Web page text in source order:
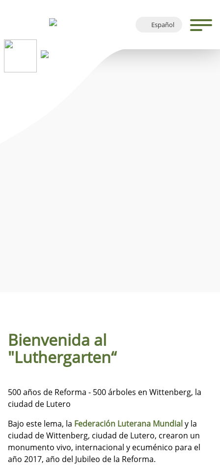
Español
Bienvenida al
"Luthergarten“
500 años de Reforma - 500 árboles en Wittenberg, la
ciudad de Lutero
Bajo este lema, la Federación Luterana Mundialy la
ciudad de Wittenberg, ciudad de Lutero, crearon un
monumento vivo, internacional y ecuménico para el
año 2017, año del Jubileo de la Reforma.